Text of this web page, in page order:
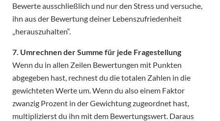
Bewerte ausschließlich und nur den Stress und versuche,
ihn aus der Bewertung deiner Lebenszufriedenheit
„herauszuhalten“.
7. Umrechnen der Summe für jede Fragestellung
Wenn du in allen Zeilen Bewertungen mit Punkten
abgegeben hast, rechnest du die totalen Zahlen in die
gewichteten Werte um. Wenn du also einem Faktor
zwanzig Prozent in der Gewichtung zugeordnet hast,
multiplizierst du ihn mit dem Bewertungswert. Daraus